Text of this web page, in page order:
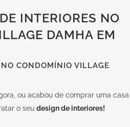
INTERIORES NO
DAMHA EM
CONDOMÍNIO VILLAGE
ou acabou de comprar uma casa
o seu design de interiores!